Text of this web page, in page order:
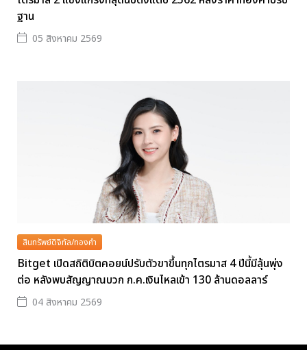
ฐาน
05 สิงหาคม 2569
สินทรัพย์ดิจิทัล/ทองคำ
Bitget เปิดสถิติบิตคอยน์ปรับตัวขาขึ้นทุกไตรมาส 4 ปีนี้มีลุ้นพุ่ง
ต่อ หลังพบสัญญาณบวก ก.ค.เงินไหลเข้า 130 ล้านดอลลาร์
04 สิงหาคม 2569